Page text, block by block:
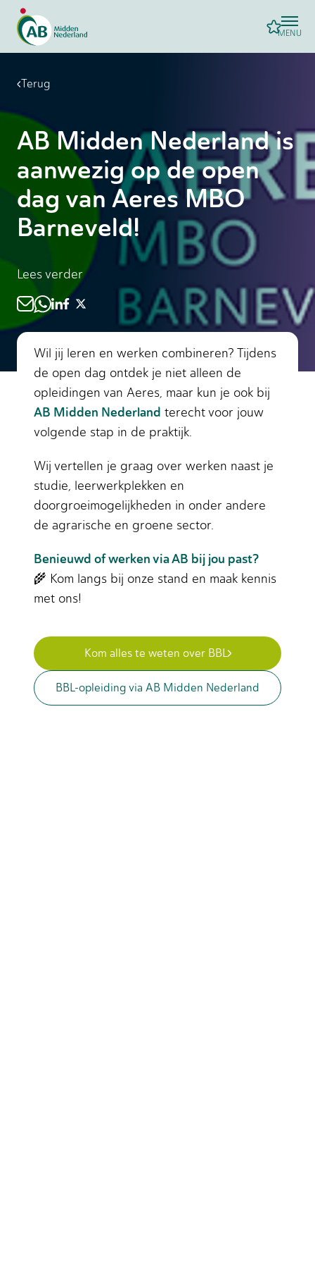
MENU
Terug
AB Midden Nederland is
aanwezig op de open
dag van Aeres MBO
Barneveld!
Lees verder
Wil jij leren en werken combineren? Tijdens
de open dag ontdek je niet alleen de
opleidingen van Aeres, maar kun je ook bij
AB Midden Nederland terecht voor jouw
volgende stap in de praktijk.
Wij vertellen je graag over werken naast je
studie, leerwerkplekken en
doorgroeimogelijkheden in onder andere
de agrarische en groene sector.
Benieuwd of werken via AB bij jou past?
🌾 Kom langs bij onze stand en maak kennis
met ons!
Kom alles te weten over BBL
BBL-opleiding via AB Midden Nederland